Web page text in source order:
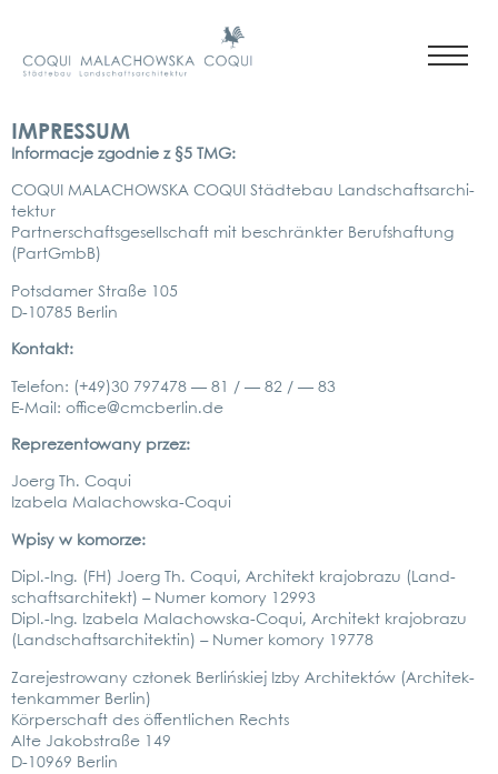
IMPRESSUM
Infor­mac­je zgod­nie z §5 TMG:
COQUI MALACHOWS­KA COQUI Städ­te­bau Land­schafts­ar­chi­
tek­tur
Part­ner­schafts­ge­sell­schaft mit beschränk­ter Berufs­haf­tung
(PartGmbB)
Pots­da­mer Stra­ße 105
D‑10785 Ber­lin
Kon­takt:
Tele­fon: (+49)30 797478 — 81 / — 82 / — 83
E‑Mail: office@cmcberlin.de
Repre­zen­to­wa­ny przez:
Joerg Th. Coqui
Iza­be­la Malachows­ka-Coqui
Wpi­sy w komor­ze:
Dipl.-Ing. (FH) Joerg Th. Coqui, Archi­tekt kra­jobra­zu (Land­
schafts­ar­chi­tekt) – Numer komo­ry 12993
Dipl.-Ing. Iza­be­la Malachows­ka-Coqui, Archi­tekt kra­jobra­zu
(Land­schafts­ar­chi­tek­tin) – Numer komo­ry 19778
Zare­jes­tro­wa­ny czło­nek Ber­lińs­kiej Izby Archi­tek­tów (Archi­tek­
ten­kam­mer Ber­lin)
Kör­per­schaft des öffent­li­chen Rechts
Alte Jakobstra­ße 149
D‑10969 Ber­lin